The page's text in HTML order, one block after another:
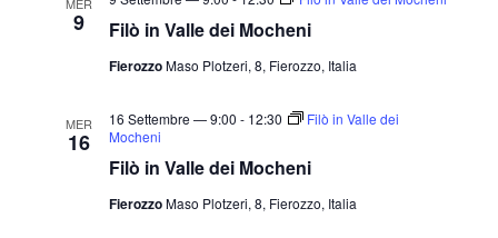
9 Filò in Valle dei Mocheni
FierozzoMaso Plotzeri, 8, Fierozzo, Italia
MER
16
Filò in Valle dei Mocheni
16 Settembre — 9:00 - 12:30
Filò in Valle dei
Mocheni
FierozzoMaso Plotzeri, 8, Fierozzo, Italia